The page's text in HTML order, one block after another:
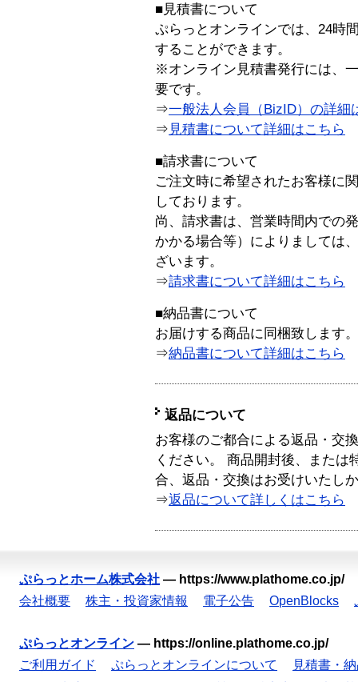
■見積書について
ぷらっとオンラインでは、24時
することができます。
※オンライン見積書発行には、
要です。
⇒一般法人会員（BizID）の詳細
⇒ 見積書について詳細はこちら
■請求書について
ご注文時に希望されたお客様に
しております。
尚、請求書は、営業時間内での
かかる場合等）によりましては
ざいます。
⇒請求書について詳細はこちら
■納品書について
お届けする商品に同梱致します。
⇒納品書について詳細はこちら
返品について
お客様のご都合による返品・交
ください。 商品開封後、または
合、返品・交換はお受けいたし
⇒返品について詳しくはこちら
ぷらっとホーム株式会社 — https://www.plathome.co.jp/
会社概要
株主・投資家情報 電子公告 OpenBlocks
ぷらっとオンライン — https://online.plathome.co.jp/
ご利用ガイド
ぷらっとオンラインについて
見積書・